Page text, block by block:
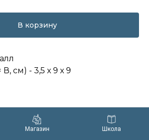
В корзину
см) - 3,5 х 9 х 9
Магазин Школа